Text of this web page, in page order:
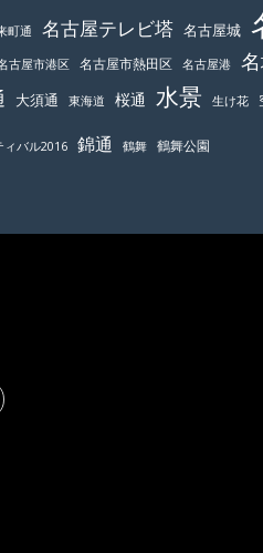
町通 名古屋テレビ塔 名古屋城
古屋市港区 名古屋市熱田区 名古屋港
大須通 東海道 桜通 水景 生け花
ィバル2016 錦通 鶴舞 鶴舞公園